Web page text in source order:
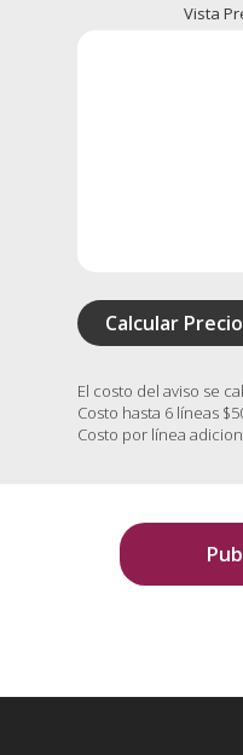
Vista
Calcular Precio
El costo del aviso se
Costo hasta 6 líneas
Costo por línea